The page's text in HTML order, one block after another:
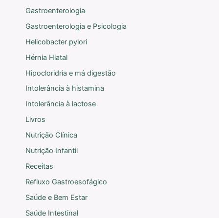
Gastroenterologia
Gastroenterologia e Psicologia
Helicobacter pylori
Hérnia Hiatal
Hipocloridria e má digestão
Intolerância à histamina
Intolerância à lactose
Livros
Nutrição Clínica
Nutrição Infantil
Receitas
Refluxo Gastroesofágico
Saúde e Bem Estar
Saúde Intestinal